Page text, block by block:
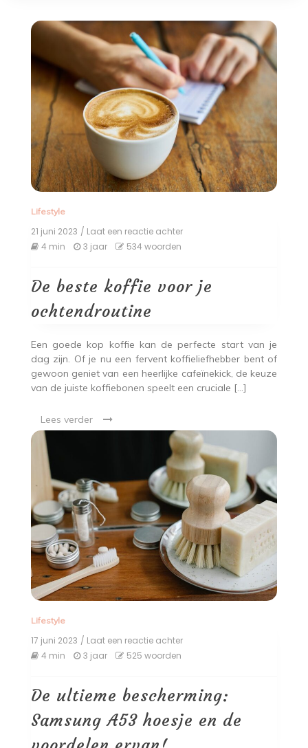
Lifestyle
21 juni 2023 / Laat een reactie achterop
voor
je
4 min 3 jaar 534 woorden
De beste koffie voor je
ochtendroutine
Een goede kop koffie kan de perfecte start van je
dag zijn. Of je nu een fervent koffieliefhebber bent of
gewoon geniet van een heerlijke cafeïnekick, de keuze
van de juiste koffiebonen speelt een cruciale […]
Lees verder
Lifestyle
17 juni 2023 / Laat een reactie achterop
Samsung
A53
hoesje
en
4 min 3 jaar 525 woorden
De ultieme bescherming:
Samsung A53 hoesje en de